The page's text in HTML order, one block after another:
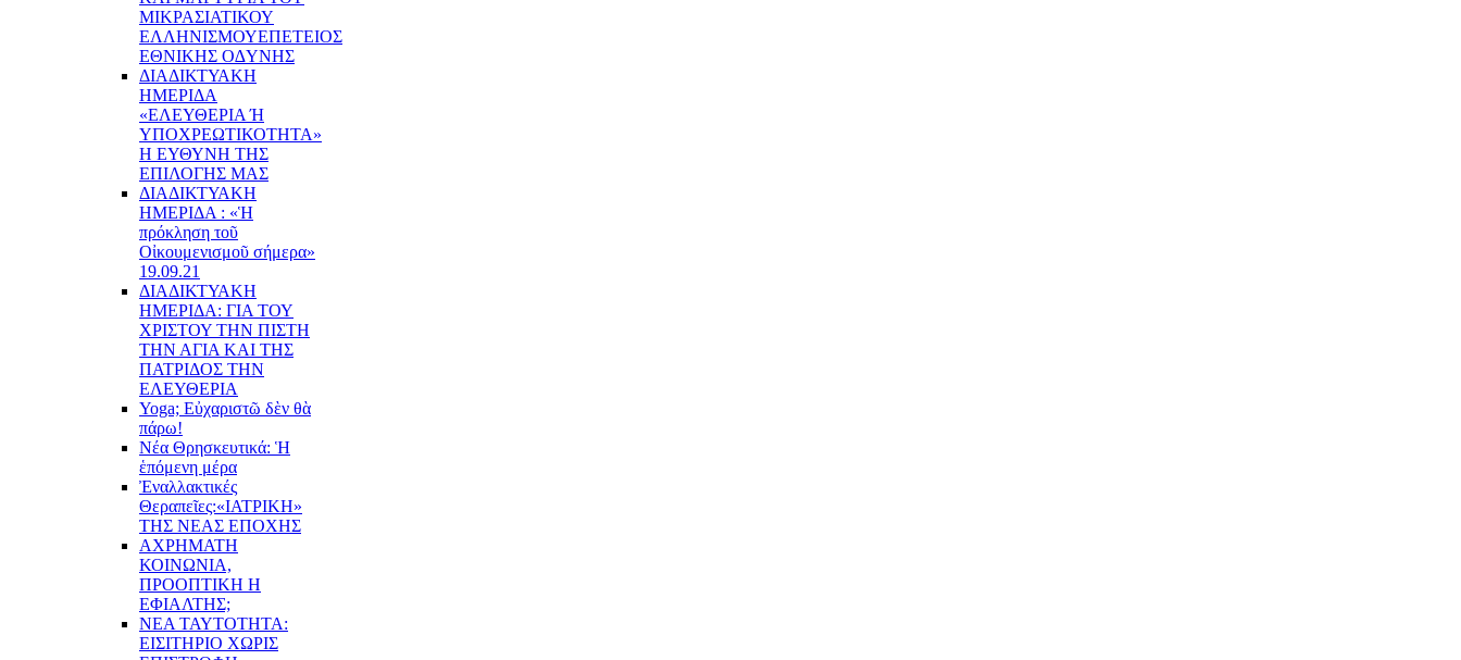
ΜΙΚΡΑΣΙΑΤΙΚΟΥ
EΛΛΗΝΙΣΜΟΥEΠEΤΕΙΟΣ
EΘΝΙΚHΣ O∆YΝΗΣ
ΔΙΑΔΙΚΤΥΑΚΗ
ΗΜΕΡΙΔΑ
«EΛΕΥΘΕΡΙΑ Ή
YΠΟΧΡΕΩΤΙΚΟΤΗΤΑ»
Η ΕΥΘΥΝΗ ΤΗΣ
EΠΙΛΟΓΗΣ ΜΑΣ
ΔΙΑΔΙΚΤΥΑΚΗ
ΗΜΕΡΙΔΑ : «Ἡ
πρόκληση τοῦ
Οἰκουμενισμοῦ σήμερα»
19.09.21
ΔΙΑΔΙΚΤΥΑΚΗ
ΗΜΕΡΙΔΑ: ΓΙΑ ΤΟΥ
ΧΡΙΣΤΟΥ ΤΗΝ ΠΙΣΤΗ
ΤΗΝ ΑΓΙΑ ΚΑΙ ΤΗΣ
ΠΑΤΡΙΔΟΣ ΤΗΝ
ΕΛΕΥΘΕΡΙΑ
Yoga; Εὐχαριστῶ δὲν θὰ
πάρω!
Νέα Θρησκευτικά: Ἡ
ἑπόμενη μέρα
Ἐναλλακτικές
Θεραπεῖες:«ΙΑΤΡΙΚΗ»
ΤΗΣ ΝΕΑΣ ΕΠΟΧΗΣ
ΑΧΡΗΜΑΤΗ
ΚΟΙΝΩΝΙΑ,
ΠΡΟΟΠΤΙΚΗ Η
ΕΦΙΑΛΤΗΣ;
ΝΕΑ ΤΑΥΤΟΤΗΤΑ:
ΕΙΣΙΤΗΡΙΟ ΧΩΡΙΣ